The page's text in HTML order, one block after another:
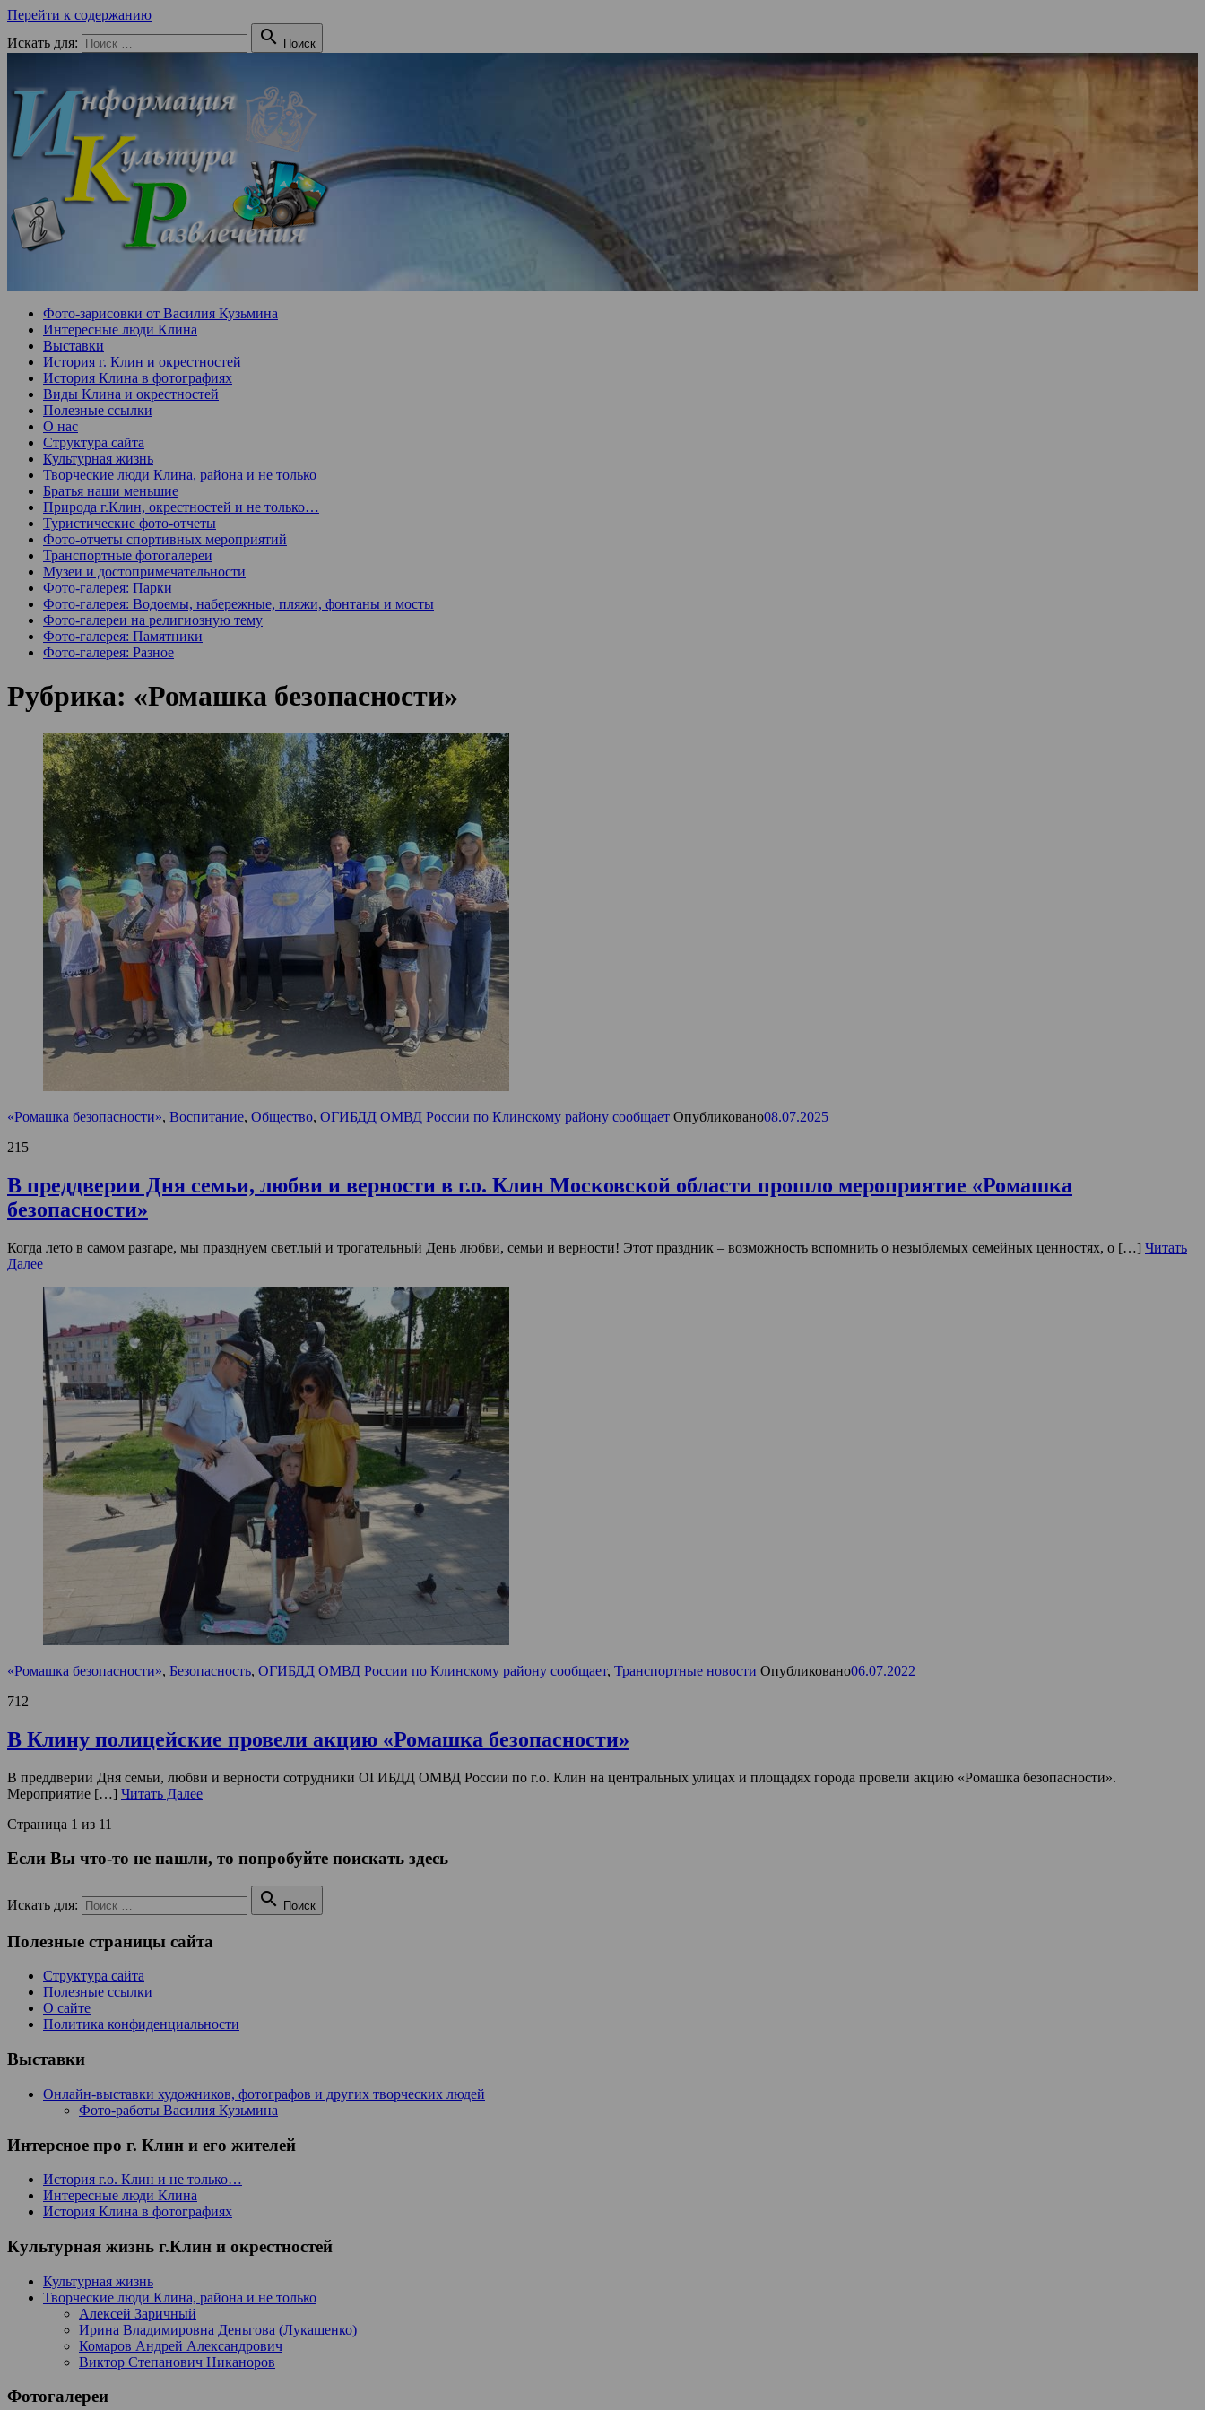
Перейти к содержанию
Искать для:
 Поиск
Фото-зарисовки от Василия Кузьмина
Интересные люди Клина
Выставки
История г. Клин и окрестностей
История Клина в фотографиях
Виды Клина и окрестностей
Полезные ссылки
О нас
Структура сайта
Культурная жизнь
Творческие люди Клина, района и не только
Братья наши меньшие
Природа г.Клин, окрестностей и не только…
Туристические фото-отчеты
Фото-отчеты спортивных мероприятий
Транспортные фотогалереи
Музеи и достопримечательности
Фото-галерея: Парки
Фото-галерея: Водоемы, набережные, пляжи, фонтаны и мосты
Фото-галереи на религиозную тему
Фото-галерея: Памятники
Фото-галерея: Разное
Рубрика: «Ромашка безопасности»
«Ромашка безопасности», Воспитание, Общество, ОГИБДД ОМВД России по Клинскому району сообщает Опубликовано08.07.2025
215
В преддверии Дня семьи, любви и верности в г.о. Клин Московской области прошло мероприятие «Ромашка
безопасности»
Когда лето в самом разгаре, мы празднуем светлый и трогательный День любви, семьи и верности! Этот праздник – возможность вспомнить о незыблемых семейных ценностях, о […] Читать
Далее
«Ромашка безопасности», Безопасность, ОГИБДД ОМВД России по Клинскому району сообщает, Транспортные новости Опубликовано06.07.2022
712
В Клину полицейские провели акцию «Ромашка безопасности»
В преддверии Дня семьи, любви и верности сотрудники ОГИБДД ОМВД России по г.о. Клин на центральных улицах и площадях города провели акцию «Ромашка безопасности».
Мероприятие […] Читать Далее
Страница 1 из 11
Если Вы что-то не нашли, то попробуйте поискать здесь
Искать для:  Поиск
Полезные страницы сайта
Структура сайта
Полезные ссылки
О сайте
Политика конфиденциальности
Выставки
Онлайн-выставки художников, фотографов и других творческих людей
Фото-работы Василия Кузьмина
Интерсное про г. Клин и его жителей
История г.о. Клин и не только…
Интересные люди Клина
История Клина в фотографиях
Культурная жизнь г.Клин и окрестностей
Культурная жизнь
Творческие люди Клина, района и не только
Алексей Заричный
Ирина Владимировна Деньгова (Лукашенко)
Комаров Андрей Александрович
Виктор Степанович Никаноров
Фотогалереи